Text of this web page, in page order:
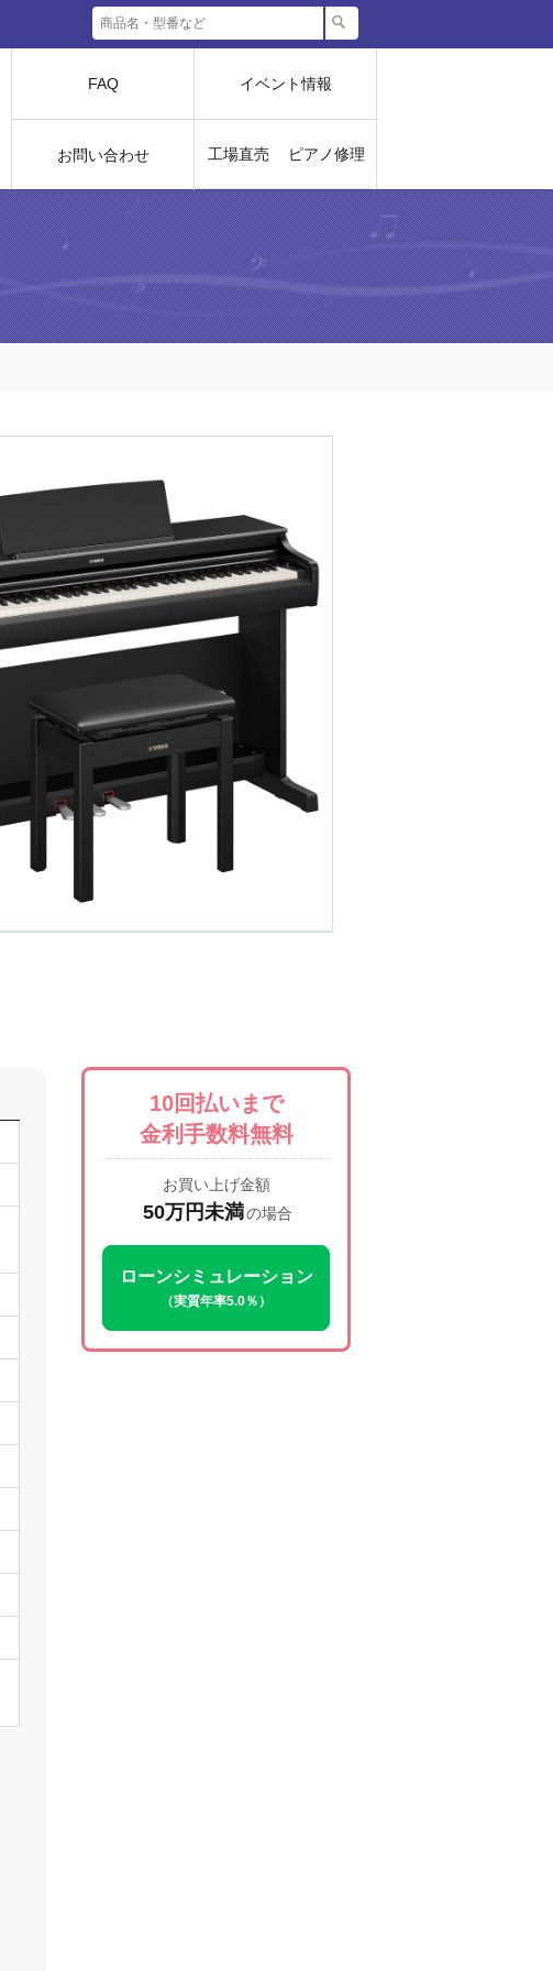
FAQ
お問い合わせ
イベント情報
工場直売 ピアノ修理
10回払いまで
金利手数料無料
お買い上げ金額
50万円未満の場合
ローンシミュレーション
（実質年率5.0％）